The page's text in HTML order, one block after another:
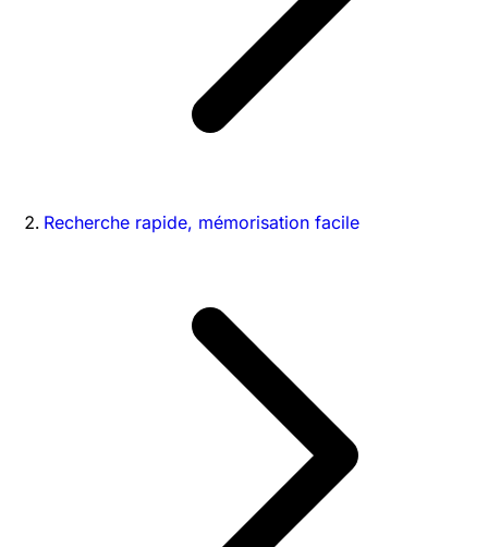
Recherche rapide, mémorisation facile